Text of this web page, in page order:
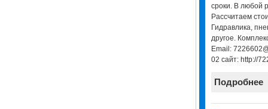
сроки. В любой
Рассчитаем
Гидравлика,
другое.
Email:
02 сайт: http://
Подробнее